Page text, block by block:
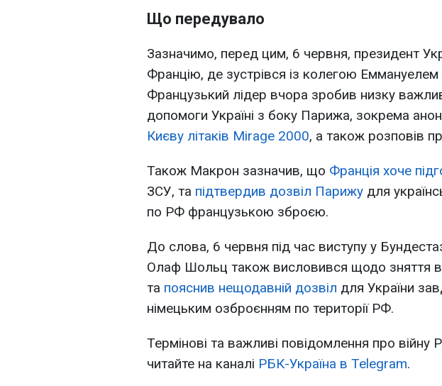
Що передувало
Зазначимо, перед цим, 6 червня, президент
Францію, де зустрівся із колегою
Французький лідер вчора зробив низку
допомоги Україні з боку Парижа, зокрема
Києву літаків Mirage 2000, а також розповів
Також Макрон зазначив, що Франція хоче
ЗСУ, та підтвердив дозвіл Парижу для
по РФ французькою зброєю.
До слова, 6 червня під час виступу у
Олаф Шольц також висловився щодо зняття
та пояснив нещодавній дозвіл для України
німецьким озброєнням по території РФ.
Термінові та важливі повідомлення про війну
читайте на каналі РБК-Україна в Telegram.